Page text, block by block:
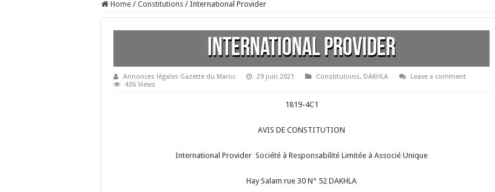
Home / Constitutions / International Provider
International Provider
Annonces légales Gazette du Maroc 29 juin 2021 Constitutions, DAKHLA
Leave a comment
436 Views
1819-4C1
AVIS DE CONSTITUTION
International Provider Société à Responsabilité Limitée à Associé Unique
Hay Salam rue 30 N° 52 DAKHLA